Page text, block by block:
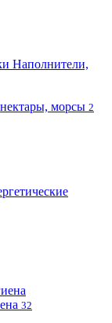
Наполнители,
морсы 2
32